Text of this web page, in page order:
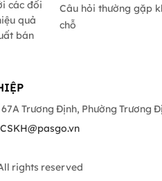
các đối
quả
bán
Câu hỏi thường gặp
chỗ
Trương Định, Phường Trương
CSKH@pasgo.vn
rights reserved